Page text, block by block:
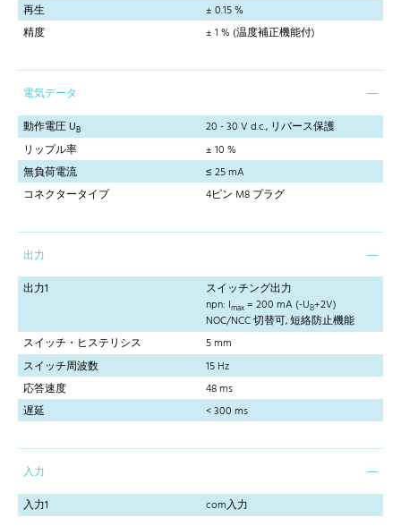
再生
± 0.15 %
精度
± 1 % (温度補正機能付)
電気データ
動作電圧 UB
20 - 30 V d.c., リバース保護
リップル率
± 10 %
無負荷電流
≤ 25 mA
コネクタータイプ
4ピン M8 プラグ
出力
出力1
スイッチング出力
npn: Imax = 200 mA (-UB+2V)
NOC/NCC 切替可, 短絡防止機能
スイッチ・ヒステリシス
5 mm
スイッチ周波数
15 Hz
応答速度
48 ms
遅延
< 300 ms
入力
入力1
com入力